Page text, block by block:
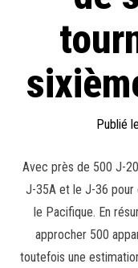
Publié le
Avec près de 500 J-
J-35A et le J-36 pour
le Pacifique. En
approcher 500
toutefois une